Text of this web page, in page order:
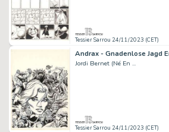
Tessier Sarrou 24/11/2023 (CET)
Jordi Bernet (Né En ...
Tessier Sarrou 24/11/2023 (CET)